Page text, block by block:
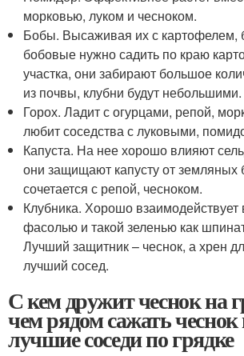
морковью, луком и чесноком.
Бобы. Высаживая их с картофелем,
бобовые нужно садить по краю
участка, они забирают большое
из почвы, клубни будут небольшими.
Горох. Ладит с огурцами, репой,
любит соседства с луковыми,
Капуста. На нее хорошо влияют
они защищают капусту от
сочетается с репой, чесноком.
Клубника. Хорошо взаимодействует
фасолью и такой зеленью как
Лучший защитник – чеснок, а хрен
лучший сосед.
С кем дружит чеснок на
чем рядом сажать
лучшие соседи по грядке